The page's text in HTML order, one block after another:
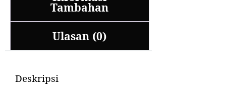
Tambahan
Ulasan (0)
Deskripsi